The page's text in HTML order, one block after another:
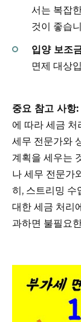
서는 복잡
것이 좋습
입양 보조
면제 대상
중요 참고 사항:
에 따라 세금
세무 전문가와
계획을 세우는
나 세무 전문가
히, 스트리밍 수
대한 세금 처리
과하면 불필요